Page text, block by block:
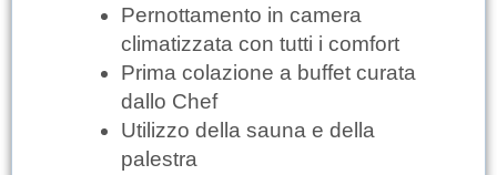
Pernottamento in camera
climatizzata con tutti i comfort
Prima colazione a buffet curata
dallo Chef
Utilizzo della sauna e della
palestra